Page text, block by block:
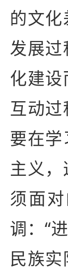
的文
发展
化建
互动
要在
主义
须面
调：“
民族